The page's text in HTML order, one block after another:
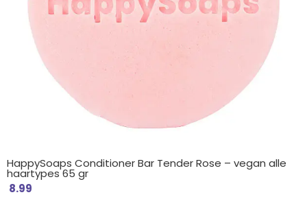
HappySoaps Conditioner Bar Tender Rose – vegan alle
haartypes 65 gr
8.99